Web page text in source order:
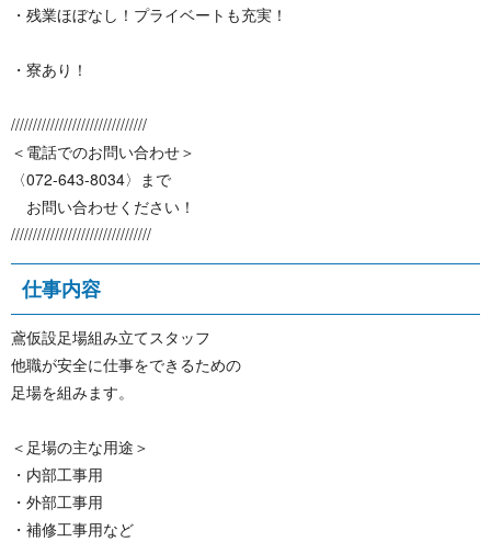
・残業ほぼなし！プライベートも充実！
・寮あり！
///////////////////////////////
＜電話でのお問い合わせ＞
〈072-643-8034〉まで
お問い合わせください！
////////////////////////////////
仕 事 内 容
鳶仮設足場組み立てスタッフ
他職が安全に仕事をできるための
足場を組みます。
＜足場の主な用途＞
・内部工事用
・外部工事用
・補修工事用など